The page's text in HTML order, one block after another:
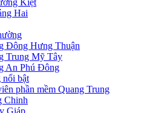
Kiệt
Hai
Đông Hưng Thuận
Trung Mỹ Tây
An Phú Đông
nổi bật
phần mềm Quang Trung
Chinh
Giáp